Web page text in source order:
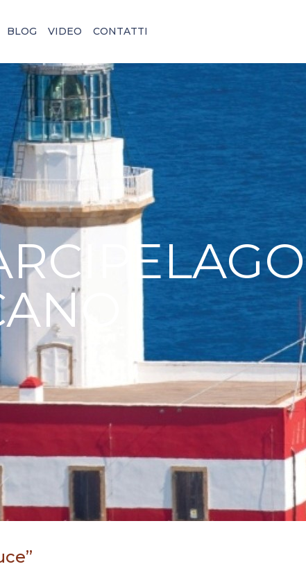
BLOG VIDEO CONTATTI